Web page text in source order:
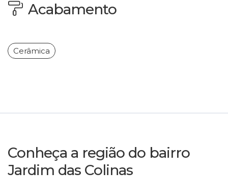
Acabamento
Cerâmica
Conheça a região do bairro
Jardim das Colinas